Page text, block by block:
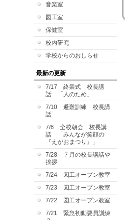
音楽室
図工室
保健室
校内研究
学校からのおしらせ
最新の更新
7/17 終業式 校長講
話 「人のため」
7/10 避難訓練 校長講
話
7/6 全校朝会 校長講
話 「みんなが笑顔の
『えがおまつり』」
7/28 ７月の校長講話や
挨拶
7/24 図工オープン教室
7/23 図工オープン教室
7/22 図工オープン教室
7/21 緊急初動要員訓練